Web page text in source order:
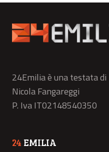
24Emilia è una testata
Nicola Fangareggi
P. Iva IT02148540350
24 EMILIA